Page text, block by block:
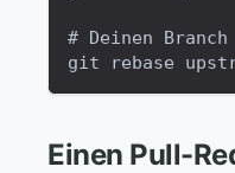
# Deinen
git rebase
Einen Pull-